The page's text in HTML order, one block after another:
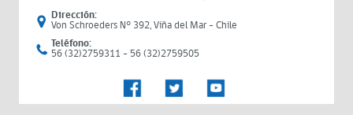
Dirección:
Von Schroeders N° 392, Viña del Mar - Chile
Teléfono:
56 (32)2759311 - 56 (32)2759505